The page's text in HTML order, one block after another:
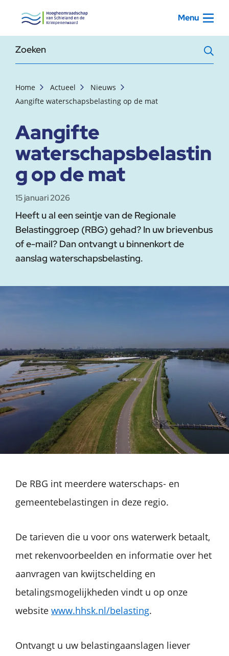
, startpagina Menu
Zoekterm
Home Actueel
Nieuws
Aangifte waterschapsbelasting op de mat
Aangifte
waterschapsbelastin
g op de mat
15 januari 2026
Heeft u al een seintje van de Regionale
Belastinggroep (RBG) gehad? In uw brievenbus
of e-mail? Dan ontvangt u binnenkort de
aanslag waterschapsbelasting.
De RBG int meerdere waterschaps- en
gemeentebelastingen in deze regio.
De tarieven die u voor ons waterwerk betaalt,
met rekenvoorbeelden en informatie over het
aanvragen van kwijtschelding en
betalingsmogelijkheden vindt u op onze
website www.hhsk.nl/belasting.
Ontvangt u uw belastingaanslagen liever